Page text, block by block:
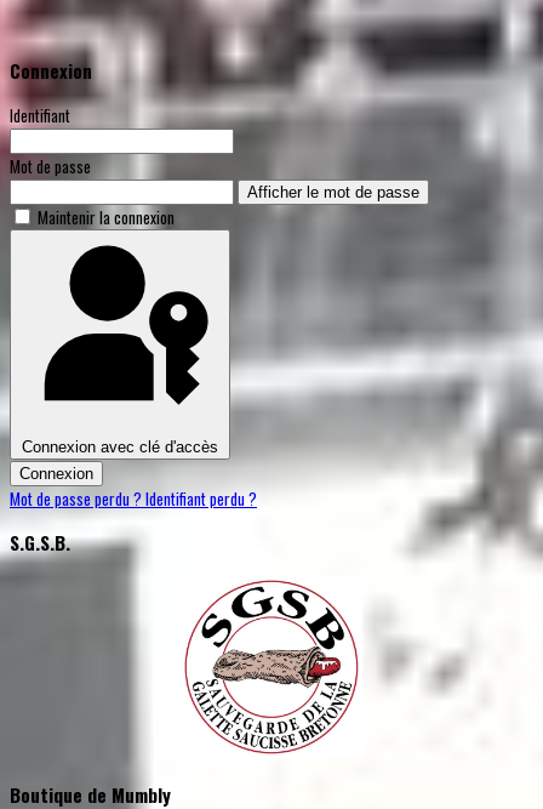
Connexion
Identifiant
Mot de passe
Afficher le mot de passe
Maintenir la connexion
Connexion avec clé d'accès
Connexion
Mot de passe perdu ?Identifiant perdu ?
S.G.S.B.
Boutique de Mumbly